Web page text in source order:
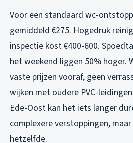
Voor een standaard wc-
gemiddeld €275. Hogedruk
inspectie kost €400-600.
het weekend liggen 50% hoger.
vaste prijzen vooraf, geen
wijken met oudere PVC-
Ede-Oost kan het iets langer
complexere verstoppingen,
hetzelfde.